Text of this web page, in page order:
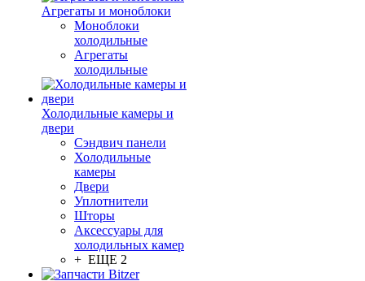
Агрегаты и моноблоки
Моноблоки
холодильные
Агрегаты
холодильные
Холодильные камеры и
двери
Сэндвич панели
Холодильные
камеры
Двери
Уплотнители
Шторы
Аксессуары для
холодильных камер
+ ЕЩЕ 2